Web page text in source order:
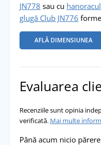
JN778 sau cu
glugă Club JN776
AFLĂ DIMENSIUNEA
Evaluarea
Recenziile sunt opinia
verificată. Mai multe
Până acum nicio părere